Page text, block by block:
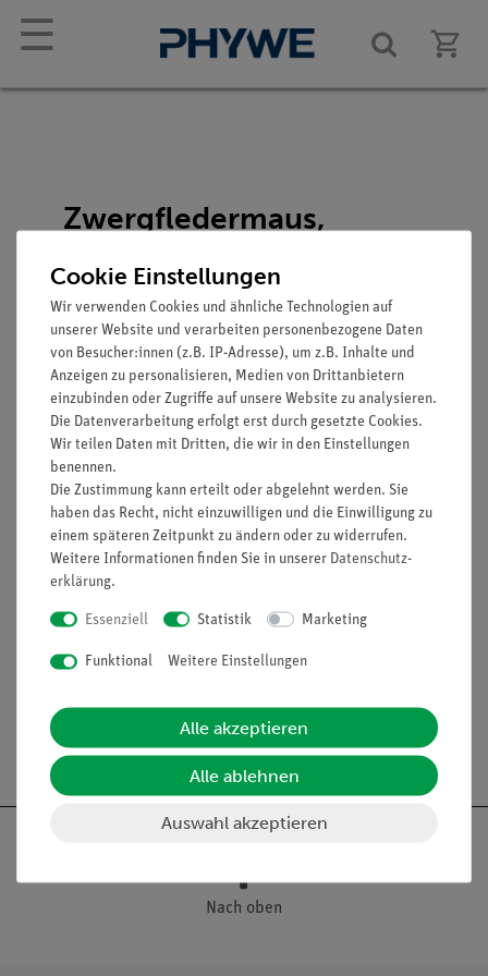
☰
Zwergfledermaus,
pipistrell
Artikel-Nr.: SOM-ZOS-1306
Funktion und Verwendung
Spezialkunststoff. Nach Studiendirektor Christian Groß.
Unzerlegbar in einem Schaukasten.
Nach oben
Cookie Einstellungen
Wir verwenden Cookies und ähnliche Technologien auf
unserer Website und verarbeiten personenbezogene Daten
von Besucher:innen (z.B. IP-Adresse), um z.B. Inhalte und
Anzeigen zu personalisieren, Medien von Drittanbietern
einzubinden oder Zugriffe auf unsere Website zu analysieren.
Die Datenverarbeitung erfolgt erst durch gesetzte Cookies.
Wir teilen Daten mit Dritten, die wir in den Einstellungen
benennen.
Die Zustimmung kann erteilt oder abgelehnt werden. Sie
haben das Recht, nicht einzuwilligen und die Einwilligung zu
einem späteren Zeitpunkt zu ändern oder zu widerrufen.
Weitere Informationen finden Sie in unserer Daten­schutz­
erklärung.
Essenziell Statistik Marketing
Funktional Weitere Einstellungen
Alle akzeptieren
Alle ablehnen
Auswahl akzeptieren